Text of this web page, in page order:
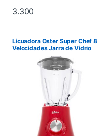
3.300
Licuadora Oster Super Chef 8
Velocidades Jarra de Vidrio